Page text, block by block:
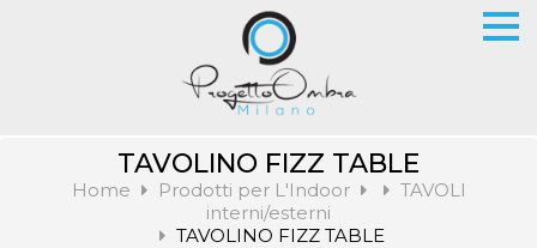
TAVOLINO FIZZ TABLE
Home Prodotti per L'Indoor
TAVOLI
interni/esterni
TAVOLINO FIZZ TABLE